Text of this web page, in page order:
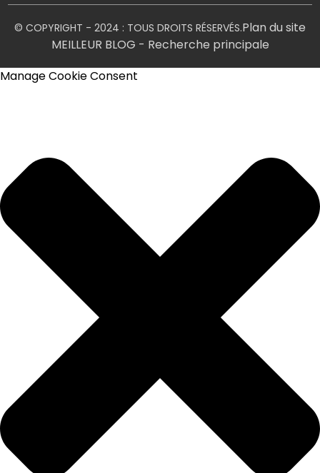
© COPYRIGHT - 2024 : TOUS DROITS RÉSERVÉS.Plan du site
MEILLEUR BLOG - Recherche principale
Manage Cookie Consent